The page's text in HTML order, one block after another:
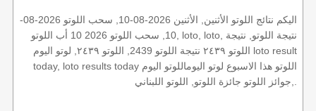
اليكم نتائج اللوتو الأثنين, الأثنين 2026-08-10, سحب اللوتو 2026-08-
10, سحب اللوتو 2026 10 أب اللوتو, loto, loto, نتيجة اللوتو, نتيجة
اللوتو ٢٤٣٩ نتيجة اللوتو 2439, اللوتو ٢٤٣٩, لوتو اليوم loto result
today, loto results today اللوتو هذا الاسبوع لوتو اليوماللوتو اليوم